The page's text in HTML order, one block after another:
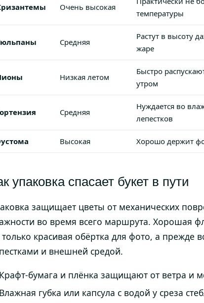
Очень высокая
температуры
Средняя
Растут в высоту
жаре
Низкая летом
Быстро
утром
Средняя
Нуждается во
лепестков
Высокая Хорошо держит
упаковка спасает букет в пути
защищает цветы от механических
во время всего маршрута. Хорошая
красивая обёртка для фото, а прежде
и внешней средой.
бумага и плёнка защищают от ветра и
губка или капсула с водой у среза